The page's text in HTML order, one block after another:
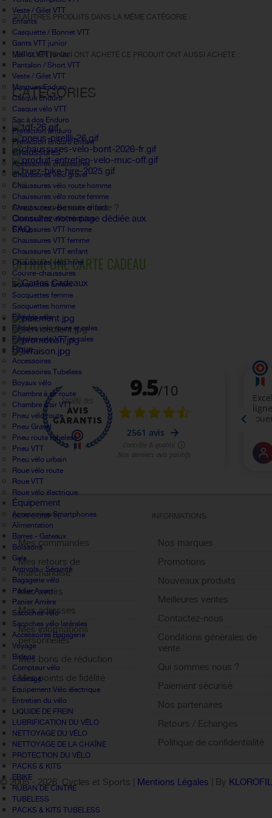
Veste / Gilet VTT
Enfants
Casquette / Bonnet VTT
Gants VTT junior
Maillot VTT junior
Pantalon / Short VTT
Veste / Gilet VTT
Masques Enduro
Casque Enduro
Casque vélo VTT
Sac à dos Enduro
Protection Enduro
Protection Enduro Enfant
Chaussures
Accessoires chaussures
Chaussures vélo gravel
Chaussures vélo route homme
Chaussures vélo route femme
Chaussures vélo route enfant
Chaussures vélo triathlon
Chaussures VTT homme
Chaussures VTT femme
Chaussures VTT enfant
Chaussures vélo hiver
Couvre-chaussures
Socquettes Enfant
Socquettes femme
Socquettes homme
Pédales vélo
Pédales velo route et cales
Pédales velo VTT et cales
Roue
Accessoires
Accessoires Tubeless
Boyaux vélo
Chambre à air route
Chambre à air VTT
Pneu vélo route
Pneu Gravel
Pneu route tubeless
Pneu VTT
Pneu vélo urbain
Roue vélo route
Roue VTT
Roue vélo électrique
Équipement
Accessoires Smartphones
Alimentation
Barres - Gateaux
Boissons
Gels
Antivols - Sécurité
Bagagerie vélo
Panier Avant
Panier Arrière
Sacoches vélo
Sacoches vélo latérales
Accessoires Bagagerie
Voyage
Bidons
Compteur vélo
Éclairage
Equipement Vélo électrique
Entretien du vélo
LIQUIDE DE FREIN
LUBRIFICATION DU VÉLO
NETTOYAGE DU VÉLO
NETTOYAGE DE LA CHAÎNE
PROTECTION DU VÉLO
PACKS & KITS
EBIKE
RUBAN DE CINTRE
TUBELESS
PACKS & KITS TUBELESS
30 AUTRES PRODUITS DANS LA MÊME CATÉGORIE :
LES CLIENTS QUI ONT ACHETÉ CE PRODUIT ONT AUSSI ACHETÉ :
CATÉGORIES
FAQ
Avez vous besoin d'aide ?
Consultez notre page dédiée aux
FAQ.
OFFRIR UNE CARTE CADEAU
MON COMPTE
Mes commandes
Mes retours de
marchandise
Mes avoirs
Mes adresses
Mes informations
personnelles
Mes bons de réduction
Mes points de fidélité
Sign out
INFORMATIONS
Nos marques
Promotions
Nouveaux produits
Meilleures ventes
Contactez-nous
Conditions générales de
vente
Qui sommes nous ?
Paiement sécurisé
Nos partenaires
Retours / Echanges
Politique de confidentialité
© 2005 - 2026 Cycles et Sports | Mentions Légales | By